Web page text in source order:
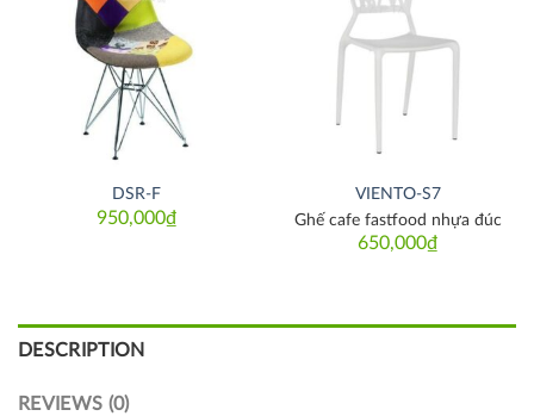
DSR-F
950,000₫
VIENTO-S7
650,000₫
Ghế cafe fastfood nhựa đúc
DESCRIPTION
REVIEWS (0)